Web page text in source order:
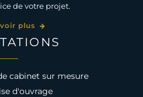
de votre projet.
plus
cabinet sur mesure
d'ouvrage